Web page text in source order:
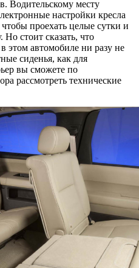
Водительскому месту
настройки кресла
проехать целые сутки и
Но стоит сказать, что
этом автомобиле ни разу не
сиденья, как для
вы сможете по
рассмотреть технические